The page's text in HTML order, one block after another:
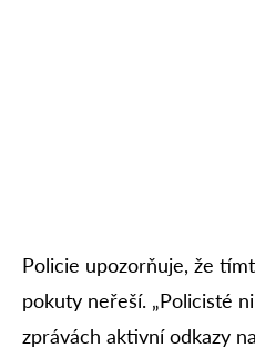
Policie upozorňuje, že
pokuty neřeší. „Policisté
zprávách aktivní odkazy